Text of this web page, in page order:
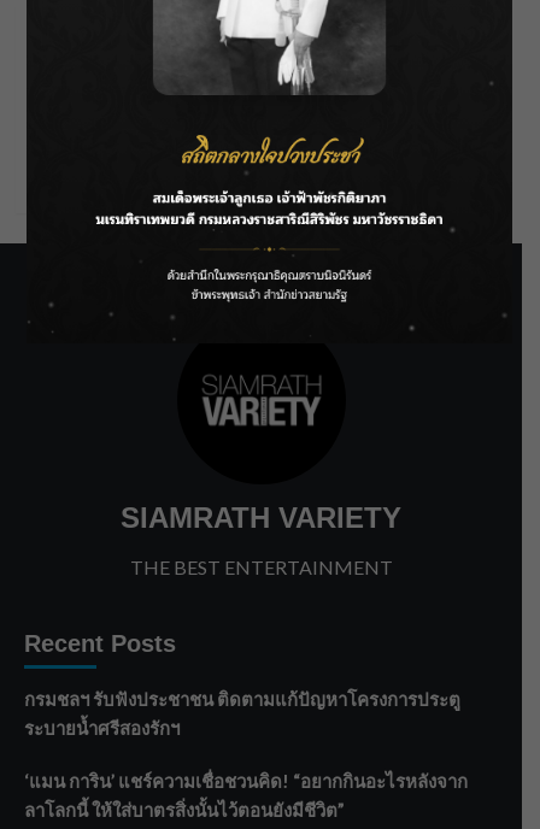
SIAMRATH VARIETY
THE BEST ENTERTAINMENT
Recent Posts
กรมชลฯ รับฟังประชาชน ติดตามแก้ปัญหาโครงการประตู
ระบายน้ำศรีสองรักฯ
‘แมน การิน’ แชร์ความเชื่อชวนคิด! “อยากกินอะไรหลังจาก
ลาโลกนี้ ให้ใส่บาตรสิ่งนั้นไว้ตอนยังมีชีวิต”